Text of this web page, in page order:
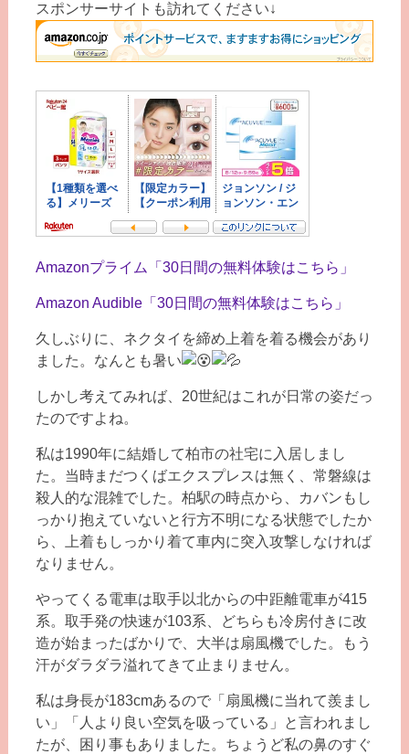
スポンサーサイトも訪れてください↓
Amazonプライム「30日間の無料体験はこちら」
Amazon Audible「30日間の無料体験はこちら」
久しぶりに、ネクタイを締め上着を着る機会があり
ました。なんとも暑い
しかし考えてみれば、20世紀はこれが日常の姿だっ
たのですよね。
私は1990年に結婚して柏市の社宅に入居しまし
た。当時まだつくばエクスプレスは無く、常磐線は
殺人的な混雑でした。柏駅の時点から、カバンもし
っかり抱えていないと行方不明になる状態でしたか
ら、上着もしっかり着て車内に突入攻撃しなければ
なりません。
やってくる電車は取手以北からの中距離電車が415
系。取手発の快速が103系、どちらも冷房付きに改
造が始まったばかりで、大半は扇風機でした。もう
汗がダラダラ溢れてきて止まりません。
私は身長が183cmあるので「扇風機に当れて羨まし
い」「人より良い空気を吸っている」と言われまし
たが、困り事もありました。ちょうど私の鼻のすぐ